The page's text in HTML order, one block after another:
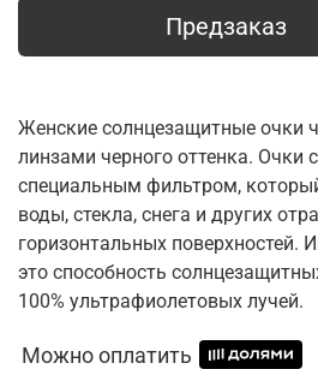
Предзаказ
Женские солнцезащитные очки
линзами черного оттенка. Очки
специальным фильтром,
воды, стекла, снега и других
горизонтальных поверхностей.
это способность
100% ультрафиолетовых лучей.
Можно оплатить